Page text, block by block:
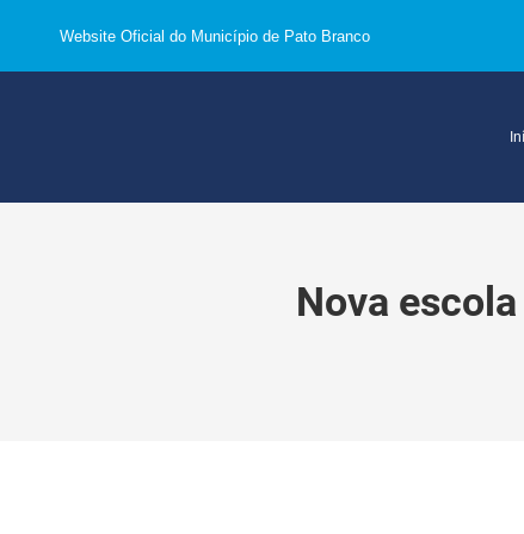
Website Oficial do Município de Pato Branco
Nova